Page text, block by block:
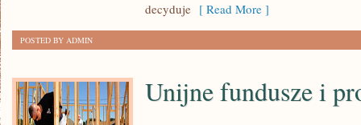
decyduje [ Read More ]
POSTED BY ADMIN
Unijne fundusze i